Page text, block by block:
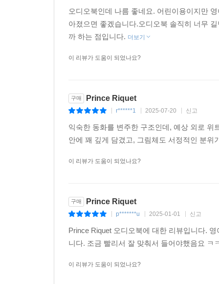
오디오북인데 나름 좋네요. 어린이용이지만
아졌으면 좋겠습니다.오디오북 솔직히 너무
까 하는 점입니다. 더보기
이 리뷰가 도움이 되었나요?
구매 Prince Riquet
r******1 2025-07-20 신고
익숙한 동화를 변주한 구조인데, 예상 외로
안에 꽤 깊게 담겼고, 그림체도 서정적인 분
이 리뷰가 도움이 되었나요?
구매 Prince Riquet
p*******u 2025-01-01 신고
Prince Riquet 오디오북에 대한 리뷰입니다.
니다. 조금 빨리서 잘 맞춰서 들어야했음요
이 리뷰가 도움이 되었나요?